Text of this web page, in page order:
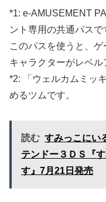
*1: e-AMUSEMENT
ント専用の共通パスで
このパスを使うと、
キャラクターがレベル
*2: 「ウェルカムミッ
めるツムです。
読む すみっこに
テンドー３ＤＳ『
す』7月21日発売